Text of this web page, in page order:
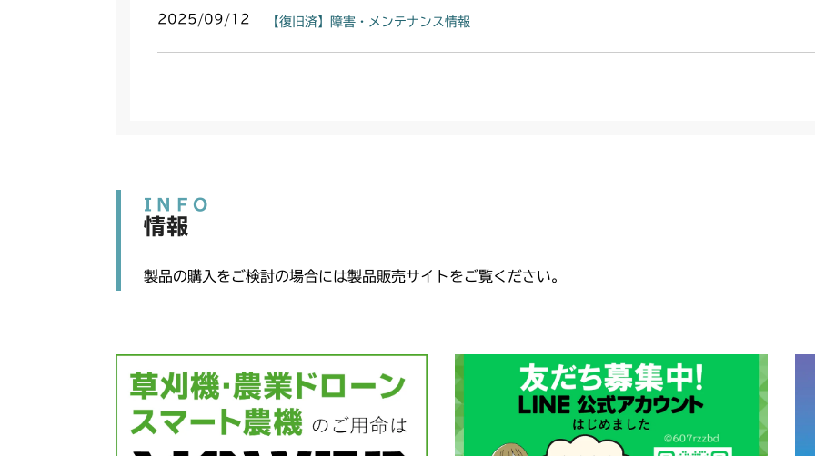
2025/09/12 【復旧済】障害・メンテナンス情報
INFO
情報
製品の購入をご検討の場合には製品販売サイトをご覧ください。